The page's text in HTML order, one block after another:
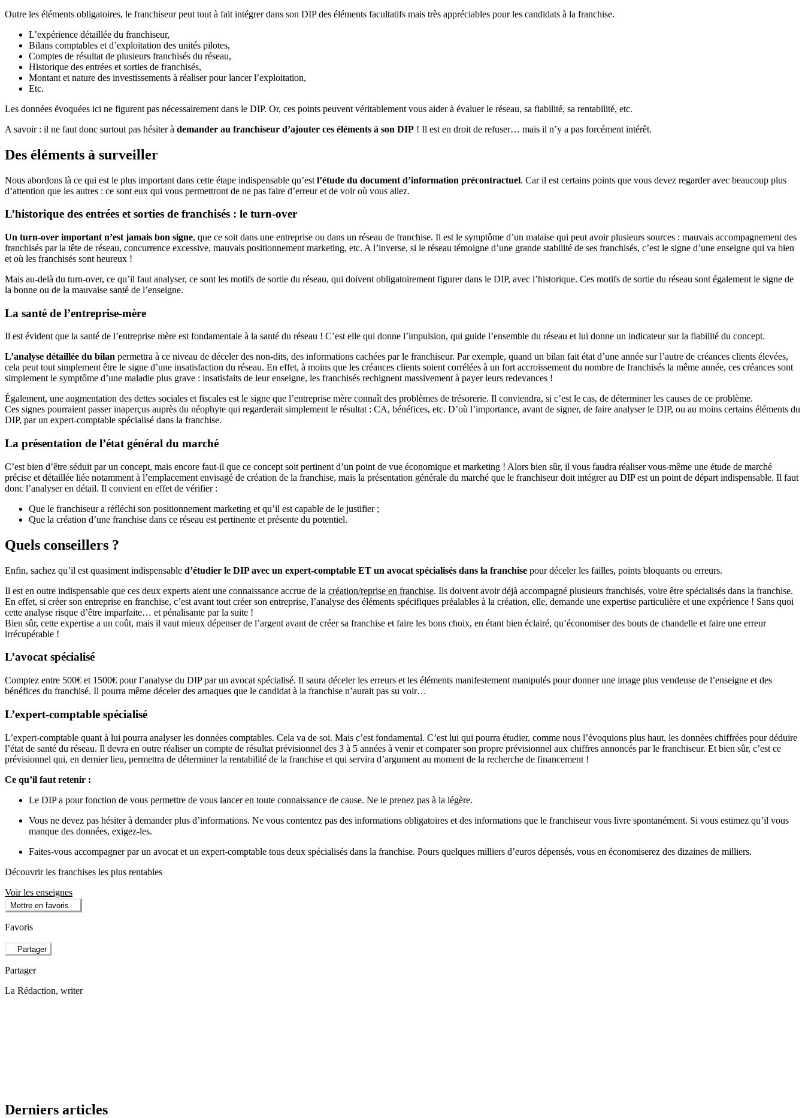
Outre les éléments obligatoires, le franchiseur peut tout à fait intégrer dans son DIP des éléments facultatifs mais très appréciables pour les candidats à la franchise.
L’expérience détaillée du franchiseur,
Bilans comptables et d’exploitation des unités pilotes,
Comptes de résultat de plusieurs franchisés du réseau,
Historique des entrées et sorties de franchisés,
Montant et nature des investissements à réaliser pour lancer l’exploitation,
Etc.
Les données évoquées ici ne figurent pas nécessairement dans le DIP. Or, ces points peuvent véritablement vous aider à évaluer le réseau, sa fiabilité, sa rentabilité, etc.
A savoir : il ne faut donc surtout pas hésiter à demander au franchiseur d’ajouter ces éléments à son DIP ! Il est en droit de refuser… mais il n’y a pas forcément intérêt.
Des éléments à surveiller
Nous abordons là ce qui est le plus important dans cette étape indispensable qu’est l’étude du document d’information précontractuel. Car il est certains points que vous devez regarder avec beaucoup plus
d’attention que les autres : ce sont eux qui vous permettront de ne pas faire d’erreur et de voir où vous allez.
L’historique des entrées et sorties de franchisés : le turn-over
Un turn-over important n’est jamais bon signe, que ce soit dans une entreprise ou dans un réseau de franchise. Il est le symptôme d’un malaise qui peut avoir plusieurs sources : mauvais accompagnement des
franchisés par la tête de réseau, concurrence excessive, mauvais positionnement marketing, etc. A l’inverse, si le réseau témoigne d’une grande stabilité de ses franchisés, c’est le signe d’une enseigne qui va bien
et où les franchisés sont heureux !
Mais au-delà du turn-over, ce qu’il faut analyser, ce sont les motifs de sortie du réseau, qui doivent obligatoirement figurer dans le DIP, avec l’historique. Ces motifs de sortie du réseau sont également le signe de
la bonne ou de la mauvaise santé de l’enseigne.
La santé de l’entreprise-mère
Il est évident que la santé de l’entreprise mère est fondamentale à la santé du réseau ! C’est elle qui donne l’impulsion, qui guide l’ensemble du réseau et lui donne un indicateur sur la fiabilité du concept.
L’analyse détaillée du bilan permettra à ce niveau de déceler des non-dits, des informations cachées par le franchiseur. Par exemple, quand un bilan fait état d’une année sur l’autre de créances clients élevées,
cela peut tout simplement être le signe d’une insatisfaction du réseau. En effet, à moins que les créances clients soient corrélées à un fort accroissement du nombre de franchisés la même année, ces créances sont
simplement le symptôme d’une maladie plus grave : insatisfaits de leur enseigne, les franchisés rechignent massivement à payer leurs redevances !
Également, une augmentation des dettes sociales et fiscales est le signe que l’entreprise mère connaît des problèmes de trésorerie. Il conviendra, si c’est le cas, de déterminer les causes de ce problème.
Ces signes pourraient passer inaperçus auprès du néophyte qui regarderait simplement le résultat : CA, bénéfices, etc. D’où l’importance, avant de signer, de faire analyser le DIP, ou au moins certains éléments du
DIP, par un expert-comptable spécialisé dans la franchise.
La présentation de l’état général du marché
C’est bien d’être séduit par un concept, mais encore faut-il que ce concept soit pertinent d’un point de vue économique et marketing ! Alors bien sûr, il vous faudra réaliser vous-même une étude de marché
précise et détaillée liée notamment à l’emplacement envisagé de création de la franchise, mais la présentation générale du marché que le franchiseur doit intégrer au DIP est un point de départ indispensable. Il faut
donc l’analyser en détail. Il convient en effet de vérifier :
Que le franchiseur a réfléchi son positionnement marketing et qu’il est capable de le justifier ;
Que la création d’une franchise dans ce réseau est pertinente et présente du potentiel.
Quels conseillers ?
Enfin, sachez qu’il est quasiment indispensable d’étudier le DIP avec un expert-comptable ET un avocat spécialisés dans la franchise pour déceler les failles, points bloquants ou erreurs.
Il est en outre indispensable que ces deux experts aient une connaissance accrue de la création/reprise en franchise. Ils doivent avoir déjà accompagné plusieurs franchisés, voire être spécialisés dans la franchise.
En effet, si créer son entreprise en franchise, c’est avant tout créer son entreprise, l’analyse des éléments spécifiques préalables à la création, elle, demande une expertise particulière et une expérience ! Sans quoi
cette analyse risque d’être imparfaite… et pénalisante par la suite !
Bien sûr, cette expertise a un coût, mais il vaut mieux dépenser de l’argent avant de créer sa franchise et faire les bons choix, en étant bien éclairé, qu’économiser des bouts de chandelle et faire une erreur
irrécupérable !
L’avocat spécialisé
Comptez entre 500€ et 1500€ pour l’analyse du DIP par un avocat spécialisé. Il saura déceler les erreurs et les éléments manifestement manipulés pour donner une image plus vendeuse de l’enseigne et des
bénéfices du franchisé. Il pourra même déceler des arnaques que le candidat à la franchise n’aurait pas su voir…
L’expert-comptable spécialisé
L’expert-comptable quant à lui pourra analyser les données comptables. Cela va de soi. Mais c’est fondamental. C’est lui qui pourra étudier, comme nous l’évoquions plus haut, les données chiffrées pour déduire
l’état de santé du réseau. Il devra en outre réaliser un compte de résultat prévisionnel des 3 à 5 années à venir et comparer son propre prévisionnel aux chiffres annoncés par le franchiseur. Et bien sûr, c’est ce
prévisionnel qui, en dernier lieu, permettra de déterminer la rentabilité de la franchise et qui servira d’argument au moment de la recherche de financement !
Ce qu’il faut retenir :
Le DIP a pour fonction de vous permettre de vous lancer en toute connaissance de cause. Ne le prenez pas à la légère.
Vous ne devez pas hésiter à demander plus d’informations. Ne vous contentez pas des informations obligatoires et des informations que le franchiseur vous livre spontanément. Si vous estimez qu’il vous
manque des données, exigez-les.
Faites-vous accompagner par un avocat et un expert-comptable tous deux spécialisés dans la franchise. Pours quelques milliers d’euros dépensés, vous en économiserez des dizaines de milliers.
Découvrir les franchises les plus rentables
Voir les enseignes
Mettre en favoris
Favoris
Partager
Partager
La Rédaction, writer
Derniers articles